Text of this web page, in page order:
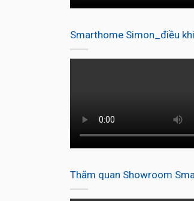
Smarthome Simon_điều
Thăm quan Showroom